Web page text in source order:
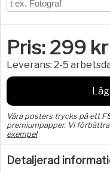
Pris: 299 kr
Leverans: 2-5
Våra posters trycks på ett
premiumpapper. Vi
exempel
Detaljerad